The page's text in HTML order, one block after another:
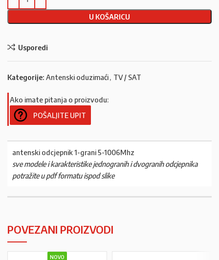
U KOŠARICU
Usporedi
Kategorije: Antenski oduzimaći, TV / SAT
Ako imate pitanja o proizvodu:
POŠALJITE UPIT
antenski odcjepnik 1-grani 5-1006Mhz
sve modele i karakteristike jednogranih i dvogranih odcjepnika
potražite u pdf formatu ispod slike
POVEZANI PROIZVODI
NOVO